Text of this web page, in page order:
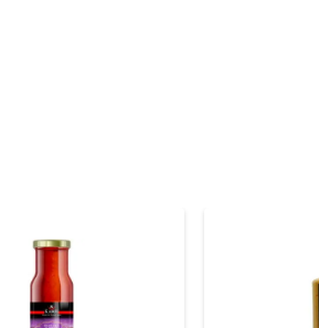
150 anos da marca. Cada frasco é